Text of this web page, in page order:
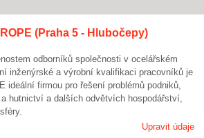
(Praha 5 - Hlubočepy)
odborníků společnosti v ocelářském
inženýrské a výrobní kvalifikaci pracovníků je
ideální firmou pro řešení problémů podniků,
hutnictví a dalších odvětvích hospodářství,
Upravit údaje